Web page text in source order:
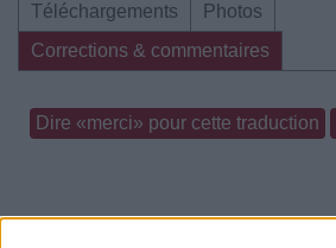
Téléchargements
Photos
Corrections & commentaires
Dire «merci» pour cette traduction